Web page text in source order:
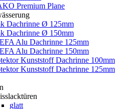
Premium Plane
Dachrinne Ø 125mm
Dachrinne Ø 150mm
Alu Dachrinne 125mm
Alu Dachrinne 150mm
Kunststoff Dachrinne 100mm
Kunststoff Dachrinne 125mm
glatt